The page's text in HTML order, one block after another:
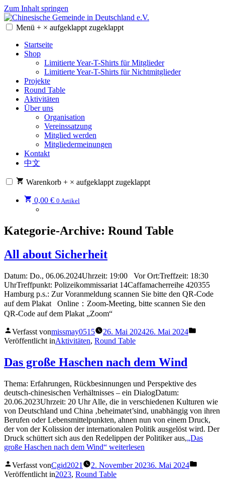
Zum Inhalt springen
Chinesische Gemeinde in Deutschland e.V.
Chinesische Gemeinde in Deutschland e.V.
Menü + × aufgeklappt zugeklappt
Startseite
Shop
Limitierte Year-T-Shirts für Mitglieder
Limitierte Year-T-Shirts für Nichtmitglieder
Projekte
Round Table
Aktivitäten
Über uns
Organisation
Vereinssatzung
Mitglied werden
Mitgliedermeinungen
Kontakt
中文
Warenkorb + × aufgeklappt zugeklappt
0,00 € 0 Artikel
Kategorie-Archive: Round Table
All about Sicherheit
Datum: Do., 06.06.2024Uhrzeit: 19:00 Vor Ort:Treffzeit: 18:30
UhrTreffpunkt: Polizeikommissariat 14Caffamacherreihe 420355
Hamburg p.s.: Zur Voranmeldung scannen Sie bitte den QR-Code
auf dem Plakat Online：Zoom-Meeting, bitte scannen Sie den
QR-Code auf dem Plakat „Zoom“
Verfasst vonmissmay0515 26. Mai 202426. Mai 2024
Veröffentlicht inAktivitäten, Round Table
Das große Haschen nach dem Wind
Thema: Erfahrungen, Rückbesinnungen und Perspektive des
deutsch-chinesischen Verhältnisses – ein DialogDatum:
20.06.2023Uhrzeit: 20 Uhr Alle, die in verschiedenen Kulturen wie
von Deutschland und China ‚beheimatet’sind, unabhängig von ihren
Berufen oder Lebensmittelpunkten, ahnen nun von einem Druck,
der von der Kolission der internationalen Politik ausgelöst wird. Der
Druck schüttert sich aus den Redelippen der Politiker aus,„Das
große Haschen nach dem Wind“ weiterlesen
Verfasst vonCgid2021 2. November 20236. Mai 2024
Veröffentlicht in2023, Round Table